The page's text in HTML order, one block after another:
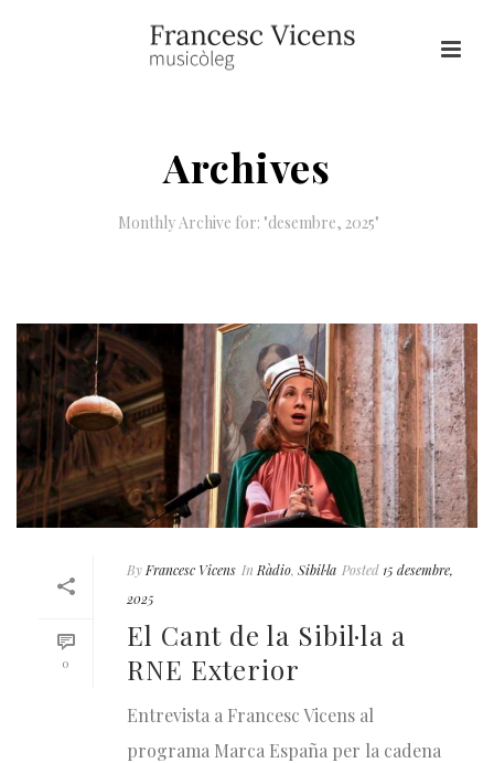
Archives
Monthly Archive for: "desembre, 2025"
0
By Francesc Vicens In Ràdio, Sibil·la Posted 15 desembre,
2025
El Cant de la Sibil·la a
RNE Exterior
Entrevista a Francesc Vicens al
programa Marca España per la cadena